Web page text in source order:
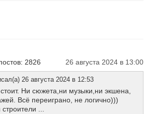
2826 26 августа 2024 в 13:00
26 августа 2024 в 12:53
Ни сюжета,ни музыки,ни экшена,
Всё переиграно, не логично)))
...